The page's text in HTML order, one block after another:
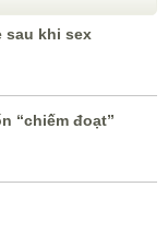
sau khi sex
“chiếm đoạt”